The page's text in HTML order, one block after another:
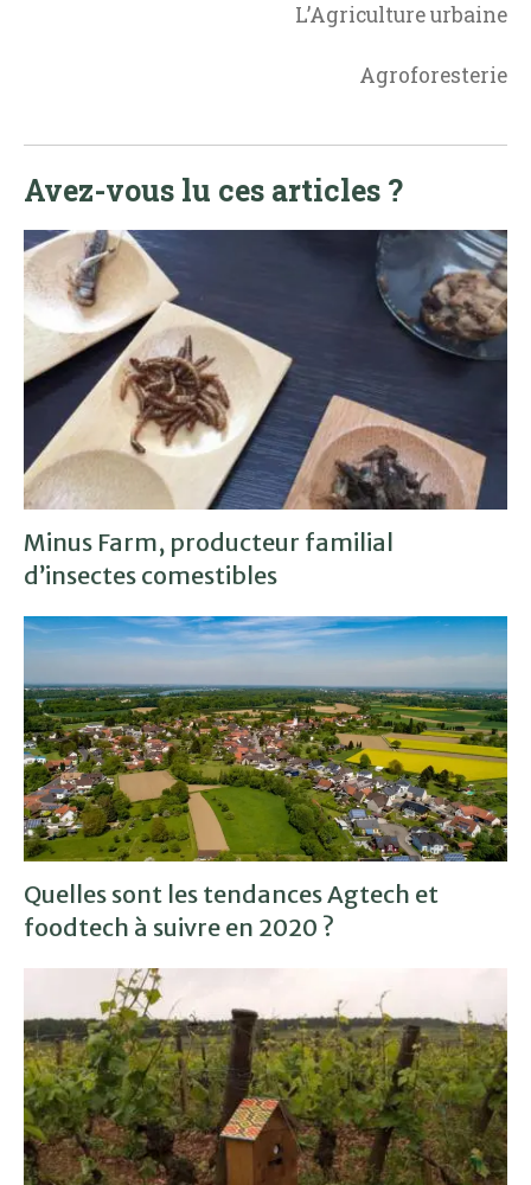
L’Agriculture urbaine
Agroforesterie
Avez-vous lu ces articles ?
Minus Farm, producteur familial
d’insectes comestibles
Quelles sont les tendances Agtech et
foodtech à suivre en 2020 ?